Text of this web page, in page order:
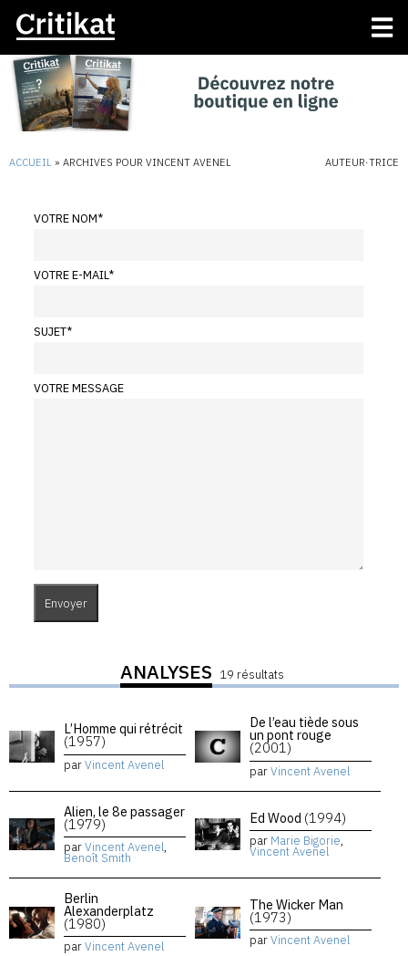
ACCUEIL » ARCHIVES POUR VINCENT AVENEL AUTEUR·TRICE
VOTRE NOM*
VOTRE E-MAIL*
SUJET*
VOTRE MESSAGE
ANALYSES 19 résultats
L’Homme qui rétrécit
(1957)
parVincent Avenel
De l’eau tiède sous
un pont rouge
(2001)
parVincent Avenel
Alien, le 8e passager
(1979)
parVincent Avenel,
Benoît Smith
Ed Wood (1994)
par Marie Bigorie,
Vincent Avenel
Berlin
Alexanderplatz
(1980)
parVincent Avenel
The Wicker Man
(1973)
parVincent Avenel